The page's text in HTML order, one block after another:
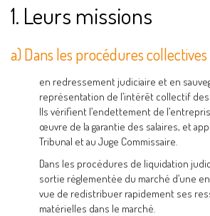
1. Leurs missions
a) Dans les procédures collectives
en redressement judiciaire et en
représentation de l’intérêt collectif des
Ils vérifient l’endettement de
œuvre de la garantie des salaires, et
Tribunal et au Juge Commissaire.
Dans les procédures de liquidation
sortie réglementée du marché d’une
vue de redistribuer rapidement ses
matérielles dans le marché.